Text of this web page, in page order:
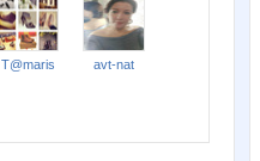
T@maris avt-nat